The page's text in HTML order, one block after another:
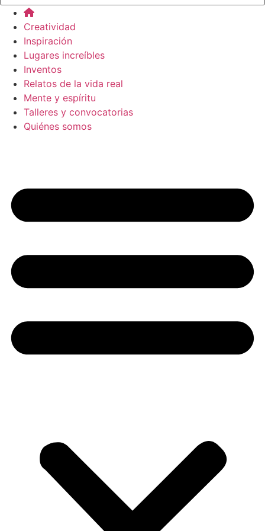
Creatividad
Inspiración
Lugares increíbles
Inventos
Relatos de la vida real
Mente y espíritu
Talleres y convocatorias
Quiénes somos